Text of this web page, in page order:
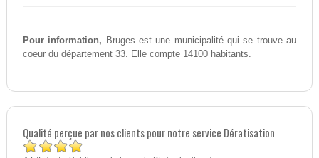
Pour information, Bruges est une municipalité qui se trouve au
coeur du département 33. Elle compte 14100 habitants.
Qualité perçue par nos clients pour notre service Dératisation